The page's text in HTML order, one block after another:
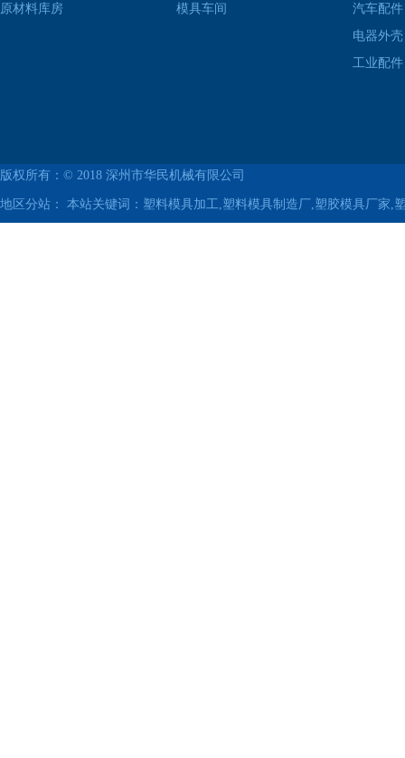
原材料库房
模具车间
汽车配件
电器外壳
工业配件
版权所有：© 2018 深州市华民机械有限公司
地区分站： 本站关键词：塑料模具加工,塑料模具制造厂,塑胶模具厂家,